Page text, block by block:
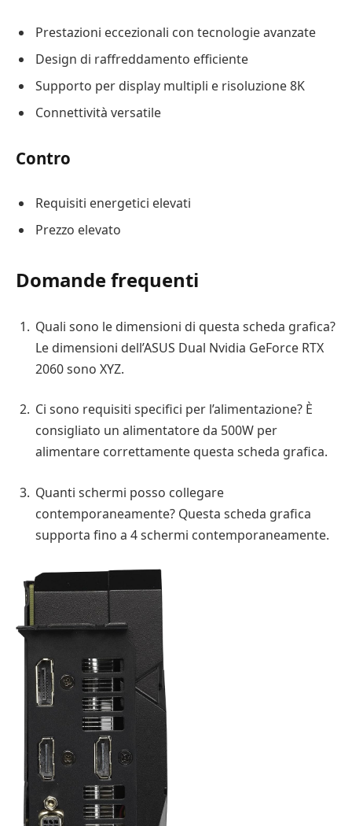
Prestazioni eccezionali con tecnologie avanzate
Design di raffreddamento efficiente
Supporto per display multipli e risoluzione 8K
Connettività versatile
Contro
Requisiti energetici elevati
Prezzo elevato
Domande frequenti
Quali sono le dimensioni di questa scheda grafica?
Le dimensioni dell’ASUS Dual Nvidia GeForce RTX
2060 sono XYZ.
Ci sono requisiti specifici per l’alimentazione? È
consigliato un alimentatore da 500W per
alimentare correttamente questa scheda grafica.
Quanti schermi posso collegare
contemporaneamente? Questa scheda grafica
supporta fino a 4 schermi contemporaneamente.